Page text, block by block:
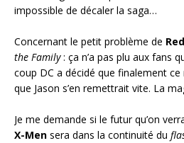
impossible de décaler la saga…
Concernant le petit problème de
the Family: ça n’a pas plu aux fans
coup DC a décidé que finalement ce
que Jason s’en remettrait vite. La
Je me demande si le futur qu’on
X-Men sera dans la continuité du